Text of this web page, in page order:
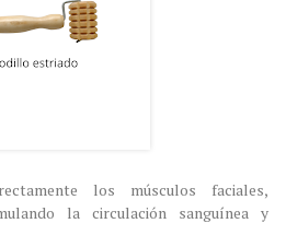
los músculos faciales,
la circulación sanguínea y